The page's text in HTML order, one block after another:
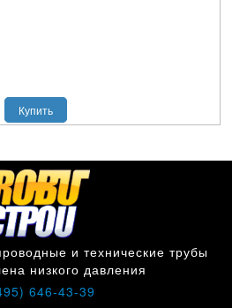
Купить
и технические трубы
низкого давления
646-43-39